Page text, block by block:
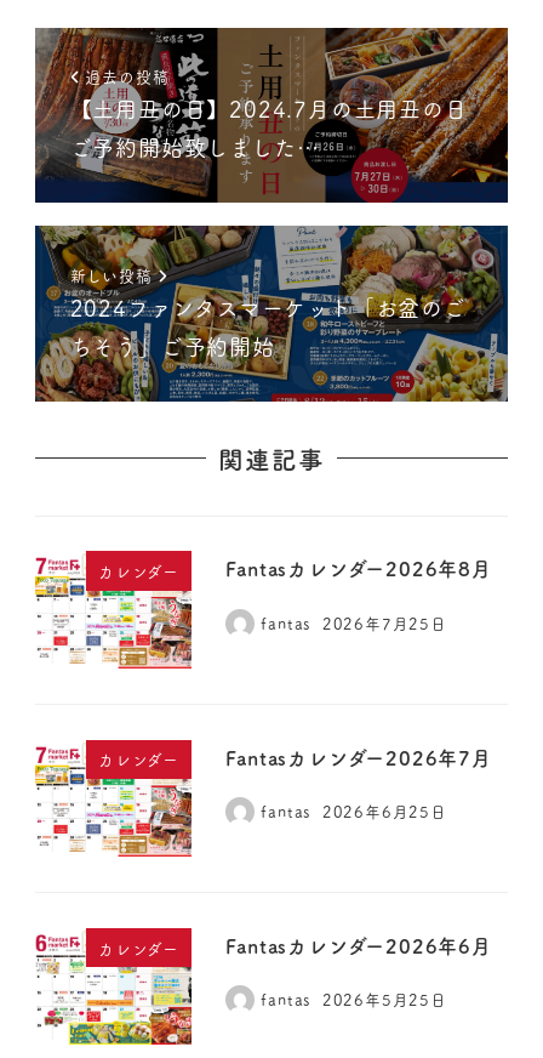
過去の投稿
【土用丑の日】2024.7月の土用丑の日
ご予約開始致しました…
新しい投稿
2024ファンタスマーケット「お盆のご
ちそう」ご予約開始
関連記事
カレンダー Fantasカレンダー2026年8月
fantas 2026年7月25日
カレンダー Fantasカレンダー2026年7月
fantas 2026年6月25日
カレンダー Fantasカレンダー2026年6月
fantas 2026年5月25日